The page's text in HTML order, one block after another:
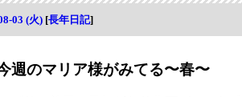
03 (火) [長年日記]
週のマリア様がみてる〜春〜